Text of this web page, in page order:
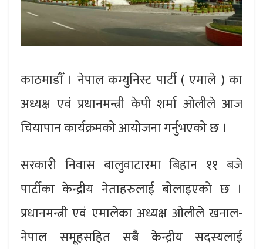
काठमाडाैँ । नेपाल कम्युनिस्ट पार्टी ( एमाले ) का
अध्यक्ष एवं प्रधानमन्त्री केपी शर्मा ओलीले आज
चियापान कार्यक्रमको आयोजना गर्नुभएको छ ।
सरकारी निवास बालुवाटारमा बिहान ११ बजे
पार्टीका केन्द्रीय नेताहरुलाई बोलाइएको छ ।
प्रधानमन्त्री एवं एमालेका अध्यक्ष ओलीले खनाल-
नेपाल समूहसहित सबै केन्द्रीय सदस्यलाई